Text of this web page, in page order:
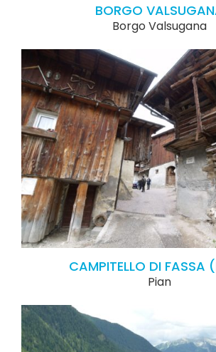
BORGO
Borgo Valsugana
CAMPITELLO DI FASSA
Pian